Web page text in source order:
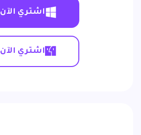
اشتري الآن
اشتري الآن